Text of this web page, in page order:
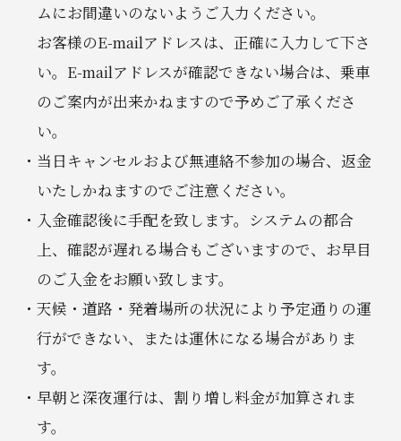
ムにお間違いのないようご入力ください。
お客様のE-mailアドレスは、正確に入力して下さ
い。E-mailアドレスが確認できない場合は、乗車
のご案内が出来かねますので予めご了承くださ
い。
当日キャンセルおよび無連絡不参加の場合、返金
いたしかねますのでご注意ください。
入金確認後に手配を致します。システムの都合
上、確認が遅れる場合もございますので、お早目
のご入金をお願い致します。
天候・道路・発着場所の状況により予定通りの運
行ができない、または運休になる場合がありま
す。
早朝と深夜運行は、割り増し料金が加算されま
す。